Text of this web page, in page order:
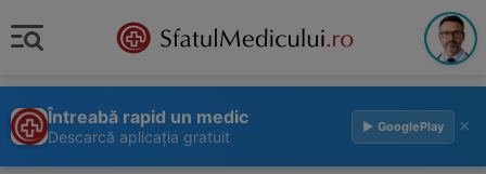
Întreabă rapid un medic
Descarcă aplicația gratuit
▶ GooglePlay ×